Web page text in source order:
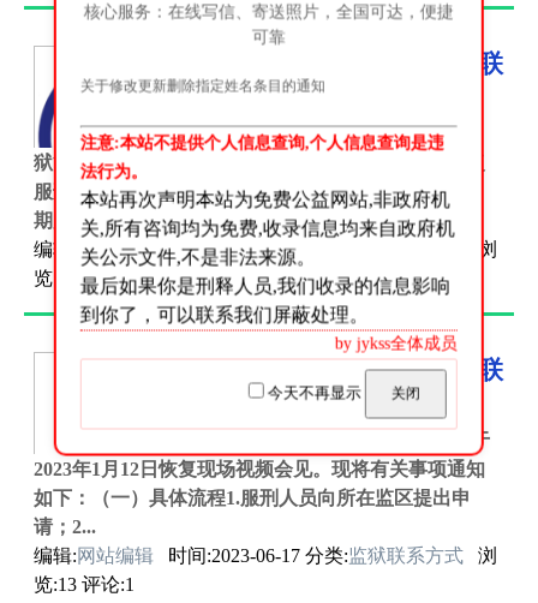
湖南省女子监狱会见及联
系方式
服刑人员亲属：根据湖南省监
狱管理局工作安排，我狱决定于2023年1月11日起恢复
服刑人员现场会见，具体安排如下：01会见日安排星
期监 区星期一一监区后勤监区星期...
编辑:
网站编辑 时间:2023-06-17 分类:
浏
览:14 评论:0
湖南省德山监狱会见及联
系方式
根据省局工作安排，我狱将于
2023年1月12日恢复现场视频会见。现将有关事项通知
如下：（一）具体流程1.服刑人员向所在监区提出申
请；2...
编辑:网站编辑 时间:2023-06-17 分类:监狱联系方式
浏
览:13 评论:1
核心服务：在线写信、寄送照片，全国可达，便捷
可靠
关于修改更新删除指定姓名条目的通知
注意:本站不提供个人信息查询,个人信息查询是违
法行为。
本站再次声明本站为免费公益网站,非政府机
关,所有咨询均为免费,收录信息均来自政府机
关公示文件,不是非法来源。
最后如果你是刑释人员,我们收录的信息影响
到你了，可以联系我们屏蔽处理。
by jykss全体成员
今天不再显示 关闭